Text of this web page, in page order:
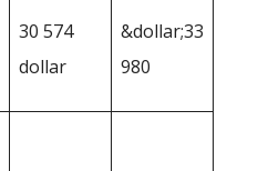
30 574
dollar
&dollar;33
980